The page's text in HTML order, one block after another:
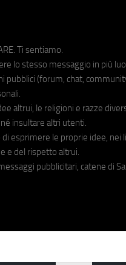
Ti sentiamo.
lo stesso messaggio in più
pubblici (forum, chat,
altrui, le religioni e razze
insultare altri utenti.
di esprimere le proprie idee, nei
e del rispetto altrui.
pubblicitari, catene di